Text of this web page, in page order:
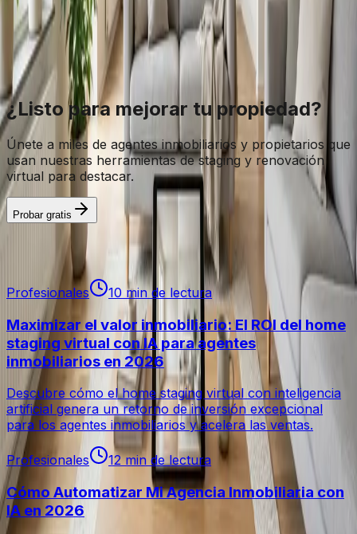
Toda la estrategia, los costes, los estilos y las mejores
prácticas del home staging con IA en un solo lugar.
Abrir la guía
¿Listo para mejorar tu propiedad?
Únete a miles de agentes inmobiliarios y propietarios que
usan nuestras herramientas de staging y renovación
virtual para destacar.
Probar gratis
Todos los artículos
Profesionales 10 min de lectura
Maximizar el valor inmobiliario: El ROI del home
staging virtual con IA para agentes
inmobiliarios en 2026
Descubre cómo el home staging virtual con inteligencia
artificial genera un retorno de inversión excepcional
para los agentes inmobiliarios y acelera las ventas.
Profesionales 12 min de lectura
Cómo Automatizar Mi Agencia Inmobiliaria con
IA en 2026